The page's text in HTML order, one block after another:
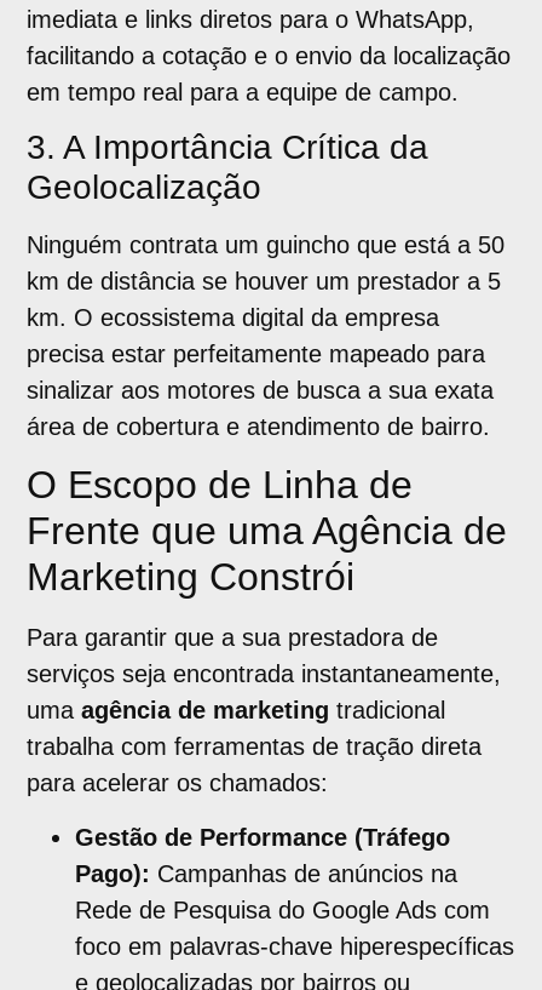
imediata e links diretos para o WhatsApp,
facilitando a cotação e o envio da localização
em tempo real para a equipe de campo.
3. A Importância Crítica da
Geolocalização
Ninguém contrata um guincho que está a 50
km de distância se houver um prestador a 5
km. O ecossistema digital da empresa
precisa estar perfeitamente mapeado para
sinalizar aos motores de busca a sua exata
área de cobertura e atendimento de bairro.
O Escopo de Linha de
Frente que uma Agência de
Marketing Constrói
Para garantir que a sua prestadora de
serviços seja encontrada instantaneamente,
uma agência de marketing tradicional
trabalha com ferramentas de tração direta
para acelerar os chamados:
Gestão de Performance (Tráfego
Pago): Campanhas de anúncios na
Rede de Pesquisa do Google Ads com
foco em palavras-chave hiperespecíficas
e geolocalizadas por bairros ou